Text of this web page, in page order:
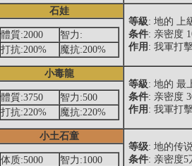
石娃
等級: 地的 上
条件: 亲密度
作用 : 我軍打
體質:2000
智力:
打抗:200%
魔抗:200%
小毒龍
等級: 地的 最
条件: 亲密度
作用 : 我軍打
體質:3750
智力:500
打抗:220%
魔抗:220%
小土石童
等级: 地的传
条件: 亲密度5
体质:5000
智力:1000